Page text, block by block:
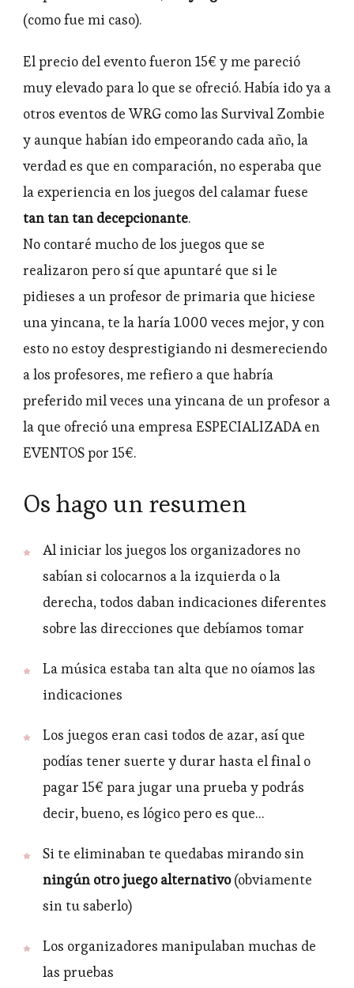
(como fue mi caso).
El precio del evento fueron 15€ y me pareció
muy elevado para lo que se ofreció. Había ido ya a
otros eventos de WRG como las Survival Zombie
y aunque habían ido empeorando cada año, la
verdad es que en comparación, no esperaba que
la experiencia en los juegos del calamar fuese
tan tan tan decepcionante.
No contaré mucho de los juegos que se
realizaron pero sí que apuntaré que si le
pidieses a un profesor de primaria que hiciese
una yincana, te la haría 1.000 veces mejor, y con
esto no estoy desprestigiando ni desmereciendo
a los profesores, me refiero a que habría
preferido mil veces una yincana de un profesor a
la que ofreció una empresa ESPECIALIZADA en
EVENTOS por 15€.
Os hago un resumen
Al iniciar los juegos los organizadores no
sabían si colocarnos a la izquierda o la
derecha, todos daban indicaciones diferentes
sobre las direcciones que debíamos tomar
La música estaba tan alta que no oíamos las
indicaciones
Los juegos eran casi todos de azar, así que
podías tener suerte y durar hasta el final o
pagar 15€ para jugar una prueba y podrás
decir, bueno, es lógico pero es que…
Si te eliminaban te quedabas mirando sin
ningún otro juego alternativo(obviamente
sin tu saberlo)
Los organizadores manipulaban muchas de
las pruebas